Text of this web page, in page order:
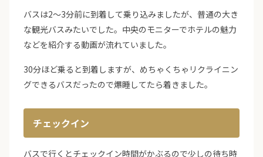
バスは2〜3分前に到着して乗り込みましたが、普通の大き
な観光バスみたいでした。中央のモニターでホテルの魅力
などを紹介する動画が流れていました。
30分ほど乗ると到着しますが、めちゃくちゃリクライニン
グできるバスだったので爆睡してたら着きました。
チェックイン
バスで行くとチェックイン時間がかぶるので少しの待ち時